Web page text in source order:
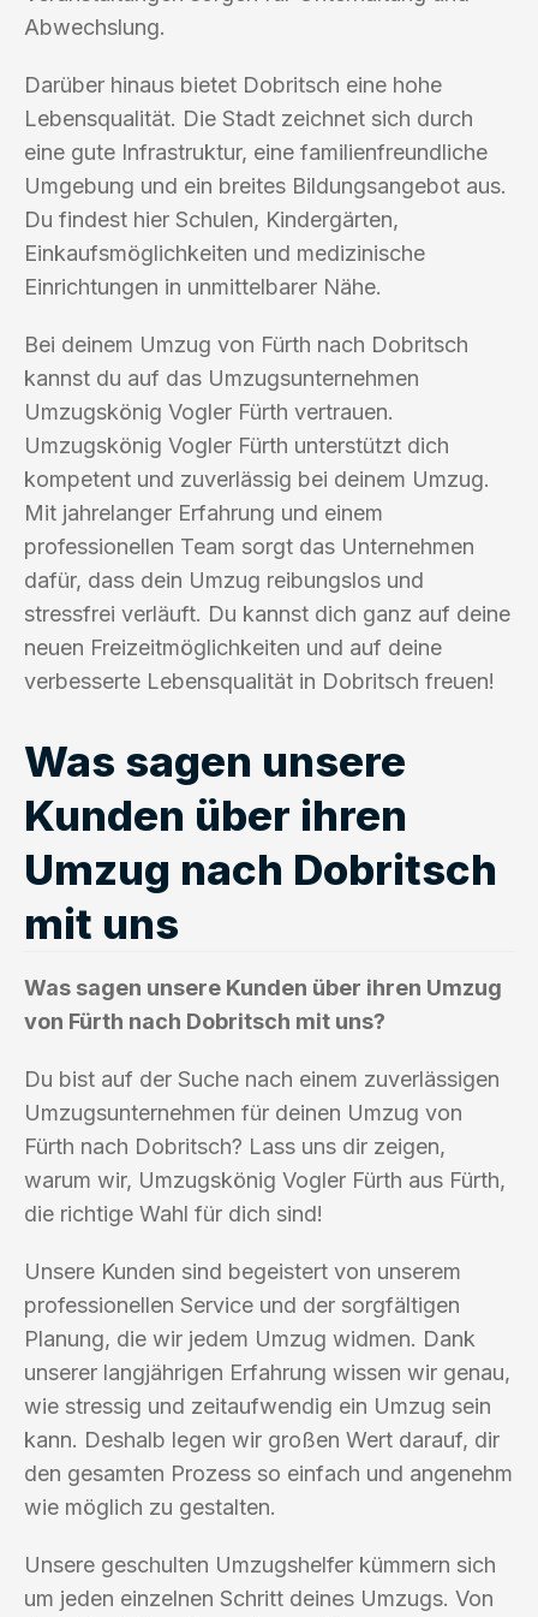
Abwechslung.
Darüber hinaus bietet Dobritsch eine hohe
Lebensqualität. Die Stadt zeichnet sich durch
eine gute Infrastruktur, eine familienfreundliche
Umgebung und ein breites Bildungsangebot aus.
Du findest hier Schulen, Kindergärten,
Einkaufsmöglichkeiten und medizinische
Einrichtungen in unmittelbarer Nähe.
Bei deinem Umzug von Fürth nach Dobritsch
kannst du auf das Umzugsunternehmen
Umzugskönig Vogler Fürth vertrauen.
Umzugskönig Vogler Fürth unterstützt dich
kompetent und zuverlässig bei deinem Umzug.
Mit jahrelanger Erfahrung und einem
professionellen Team sorgt das Unternehmen
dafür, dass dein Umzug reibungslos und
stressfrei verläuft. Du kannst dich ganz auf deine
neuen Freizeitmöglichkeiten und auf deine
verbesserte Lebensqualität in Dobritsch freuen!
Was sagen unsere
Kunden über ihren
Umzug nach Dobritsch
mit uns
Was sagen unsere Kunden über ihren Umzug
von Fürth nach Dobritsch mit uns?
Du bist auf der Suche nach einem zuverlässigen
Umzugsunternehmen für deinen Umzug von
Fürth nach Dobritsch? Lass uns dir zeigen,
warum wir, Umzugskönig Vogler Fürth aus Fürth,
die richtige Wahl für dich sind!
Unsere Kunden sind begeistert von unserem
professionellen Service und der sorgfältigen
Planung, die wir jedem Umzug widmen. Dank
unserer langjährigen Erfahrung wissen wir genau,
wie stressig und zeitaufwendig ein Umzug sein
kann. Deshalb legen wir großen Wert darauf, dir
den gesamten Prozess so einfach und angenehm
wie möglich zu gestalten.
Unsere geschulten Umzugshelfer kümmern sich
um jeden einzelnen Schritt deines Umzugs. Von